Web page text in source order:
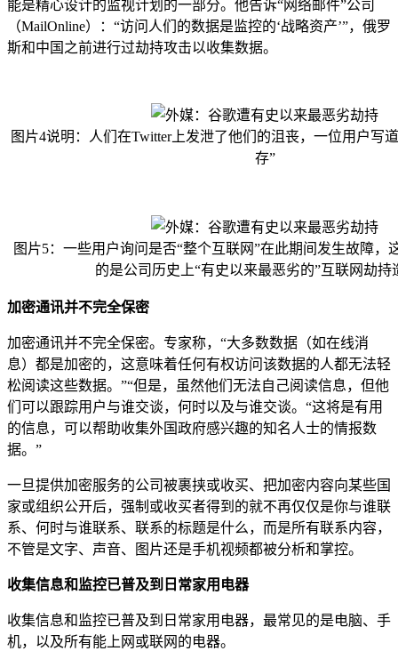
能是精心设计的监视计划的一部分。他告诉“网络邮件”公司
（MailOnline）：“访问人们的数据是监控的‘战略资产’”，俄罗
斯和中国之前进行过劫持攻击以收集数据。
图片4说明：人们在Twitter上发泄了他们的沮丧，一位用户写
存”
图片5：一些用户询问是否“整个互联网”在此期间发生故障，
的是公司历史上“有史以来最恶劣的”互联网劫持
加密通讯并不完全保密
加密通讯并不完全保密。专家称，“大多数数据（如在线消
息）都是加密的，这意味着任何有权访问该数据的人都无法轻
松阅读这些数据。”“但是，虽然他们无法自己阅读信息，但他
们可以跟踪用户与谁交谈，何时以及与谁交谈。“这将是有用
的信息，可以帮助收集外国政府感兴趣的知名人士的情报数
据。”
一旦提供加密服务的公司被裹挟或收买、把加密内容向某些国
家或组织公开后，强制或收买者得到的就不再仅仅是你与谁联
系、何时与谁联系、联系的标题是什么，而是所有联系内容，
不管是文字、声音、图片还是手机视频都被分析和掌控。
收集信息和监控已普及到日常家用电器
收集信息和监控已普及到日常家用电器，最常见的是电脑、手
机，以及所有能上网或联网的电器。